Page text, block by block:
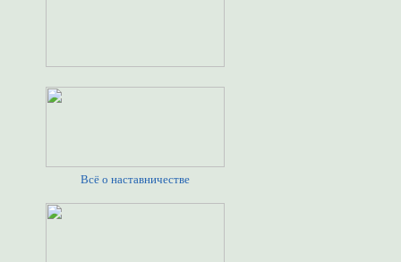
Всё о наставничестве